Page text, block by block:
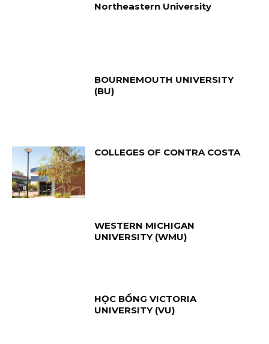
Northeastern University
BOURNEMOUTH UNIVERSITY
(BU)
COLLEGES OF CONTRA COSTA
WESTERN MICHIGAN
UNIVERSITY (WMU)
HỌC BỔNG VICTORIA
UNIVERSITY (VU)